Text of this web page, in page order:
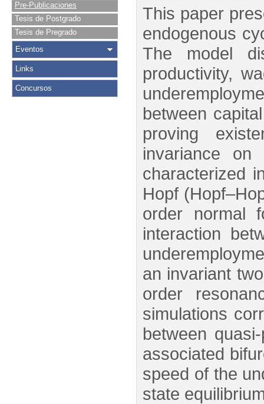
Pre-Publicaciones
Tesis de Postgrado
Tesis de Pregrado
Eventos
Links
Concursos
This paper
endogenous
The model
productivity,
between
proving
invariance
characterized
Hopf
order normal
interaction
an invariant
order
simulations
between
associated
speed of the
state